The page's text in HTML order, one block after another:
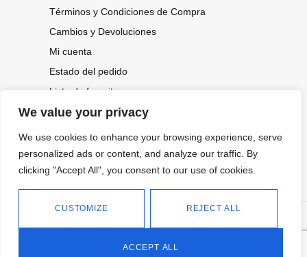
We value your privacy
We use cookies to enhance your browsing experience, serve
personalized ads or content, and analyze our traffic. By
clicking "Accept All", you consent to our use of cookies.
CUSTOMIZE REJECT ALL
ACCEPT ALL
Términos y Condiciones de Compra
Cambios y Devoluciones
Mi cuenta
Estado del pedido
Lista de favoritos
CONOCE NUESTRAS NOVEDADES,
OFERTAS...
2026.